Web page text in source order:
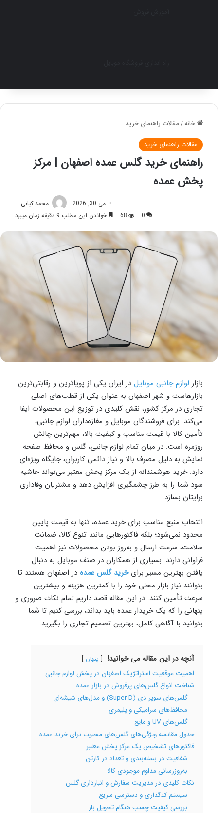
خانه/مقالات راهنمای خرید
مقالات راهنمای خرید
راهنمای خرید گلس عمده اصفهان | مرکز
پخش عمده
محمد کیانی
می 30, 2026
0
68 خواندن این مطلب 9 دقیقه زمان میبرد
بازار لوازم جانبی موبایل در ایران یکی از پویاترین و رقابتی‌ترین
بازارهاست و شهر اصفهان به عنوان یکی از قطب‌های اصلی
تجاری در مرکز کشور، نقش کلیدی در توزیع این محصولات ایفا
می‌کند. برای فروشندگان موبایل و مغازه‌داران لوازم جانبی،
تأمین کالا با قیمت مناسب و کیفیت بالا، مهم‌ترین چالش
روزمره است. در میان تمام لوازم جانبی، گلس و محافظ صفحه
نمایش به دلیل مصرف بالا و نیاز دائمی کاربران، جایگاه ویژه‌ای
دارد. خرید هوشمندانه از یک مرکز پخش معتبر می‌تواند حاشیه
سود شما را به طرز چشمگیری افزایش دهد و مشتریان وفاداری
برایتان بسازد.
انتخاب منبع مناسب برای خرید عمده، تنها به قیمت پایین
محدود نمی‌شود؛ بلکه فاکتورهایی مانند تنوع کالا، ضمانت
سلامت، سرعت ارسال و به‌روز بودن محصولات نیز اهمیت
فراوانی دارند. بسیاری از همکاران در صنف موبایل به دنبال
یافتن بهترین مسیر برایخرید گلس عمده در اصفهان هستند تا
بتوانند نیاز بازار محلی خود را با کمترین هزینه و بیشترین
سرعت تأمین کنند. در این مقاله قصد داریم تمام نکات ضروری و
پنهانی را که یک خریدار عمده باید بداند، بررسی کنیم تا شما
بتوانید با آگاهی کامل، بهترین تصمیم تجاری را بگیرید.
آنچه در این مقاله می خوانید! پنهان
اهمیت موقعیت استراتژیک اصفهان در پخش لوازم جانبی
شناخت انواع گلس‌های پرفروش در بازار عمده
گلس‌های سوپر دی (Super-D) و مدل‌های شیشه‌ای
محافظ‌های سرامیکی و پلیمری
گلس‌های UV و مایع
جدول مقایسه ویژگی‌های گلس‌های محبوب برای خرید عمده
فاکتورهای تشخیص یک مرکز پخش معتبر
شفافیت در بسته‌بندی و تعداد در کارتن
به‌روزرسانی مداوم موجودی کالا
نکات کلیدی در مدیریت سفارش و انبارداری گلس
سیستم کدگذاری و دسترسی سریع
بررسی کیفیت چسب هنگام تحویل بار